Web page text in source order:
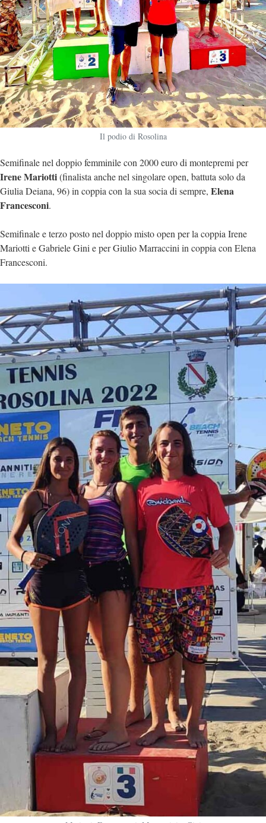
Il podio di Rosolina
Semifinale nel doppio femminile con 2000 euro di montepremi per
Irene Mariotti(finalista anche nel singolare open, battuta solo da
Giulia Deiana, 96) in coppia con la sua socia di sempre, Elena
Francesconi.
Semifinale e terzo posto nel doppio misto open per la coppia Irene
Mariotti e Gabriele Gini e per Giulio Marraccini in coppia con Elena
Francesconi.